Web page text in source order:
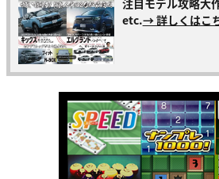
etc.→ 詳しくはこ